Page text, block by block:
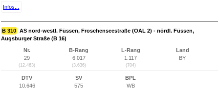
Infos...
B 310 AS nord-westl. Füssen, Froschenseestraße (OAL 2) - nördl. Füssen,
Augsburger Straße (B 16)
Nr.
29
(12.463)
B-Rang
6.017
(3.636)
L-Rang
1.117
(704)
Land
BY
DTV
10.646
SV
575
BPL
WB